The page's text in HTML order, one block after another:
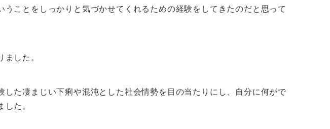
ことをしっかりと気づかせてくれるための経験をしてきたのだと思って
した。
た凄まじい下痢や混沌とした社会情勢を目の当たりにし、自分に何がで
た。